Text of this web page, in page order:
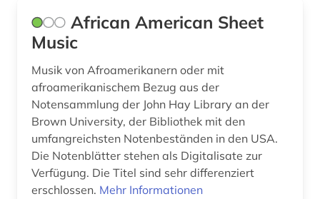
doria pamphili (1)
drama (3)
dresden (4)
drittes reich (3)
African American Sheet
Music
Musik von Afroamerikanern oder mit
afroamerikanischem Bezug aus der
Notensammlung der John Hay Library an der
Brown University, der Bibliothek mit den
umfangreichsten Notenbeständen in den USA.
Die Notenblätter stehen als Digitalisate zur
Verfügung. Die Titel sind sehr differenziert
erschlossen. Mehr Informationen